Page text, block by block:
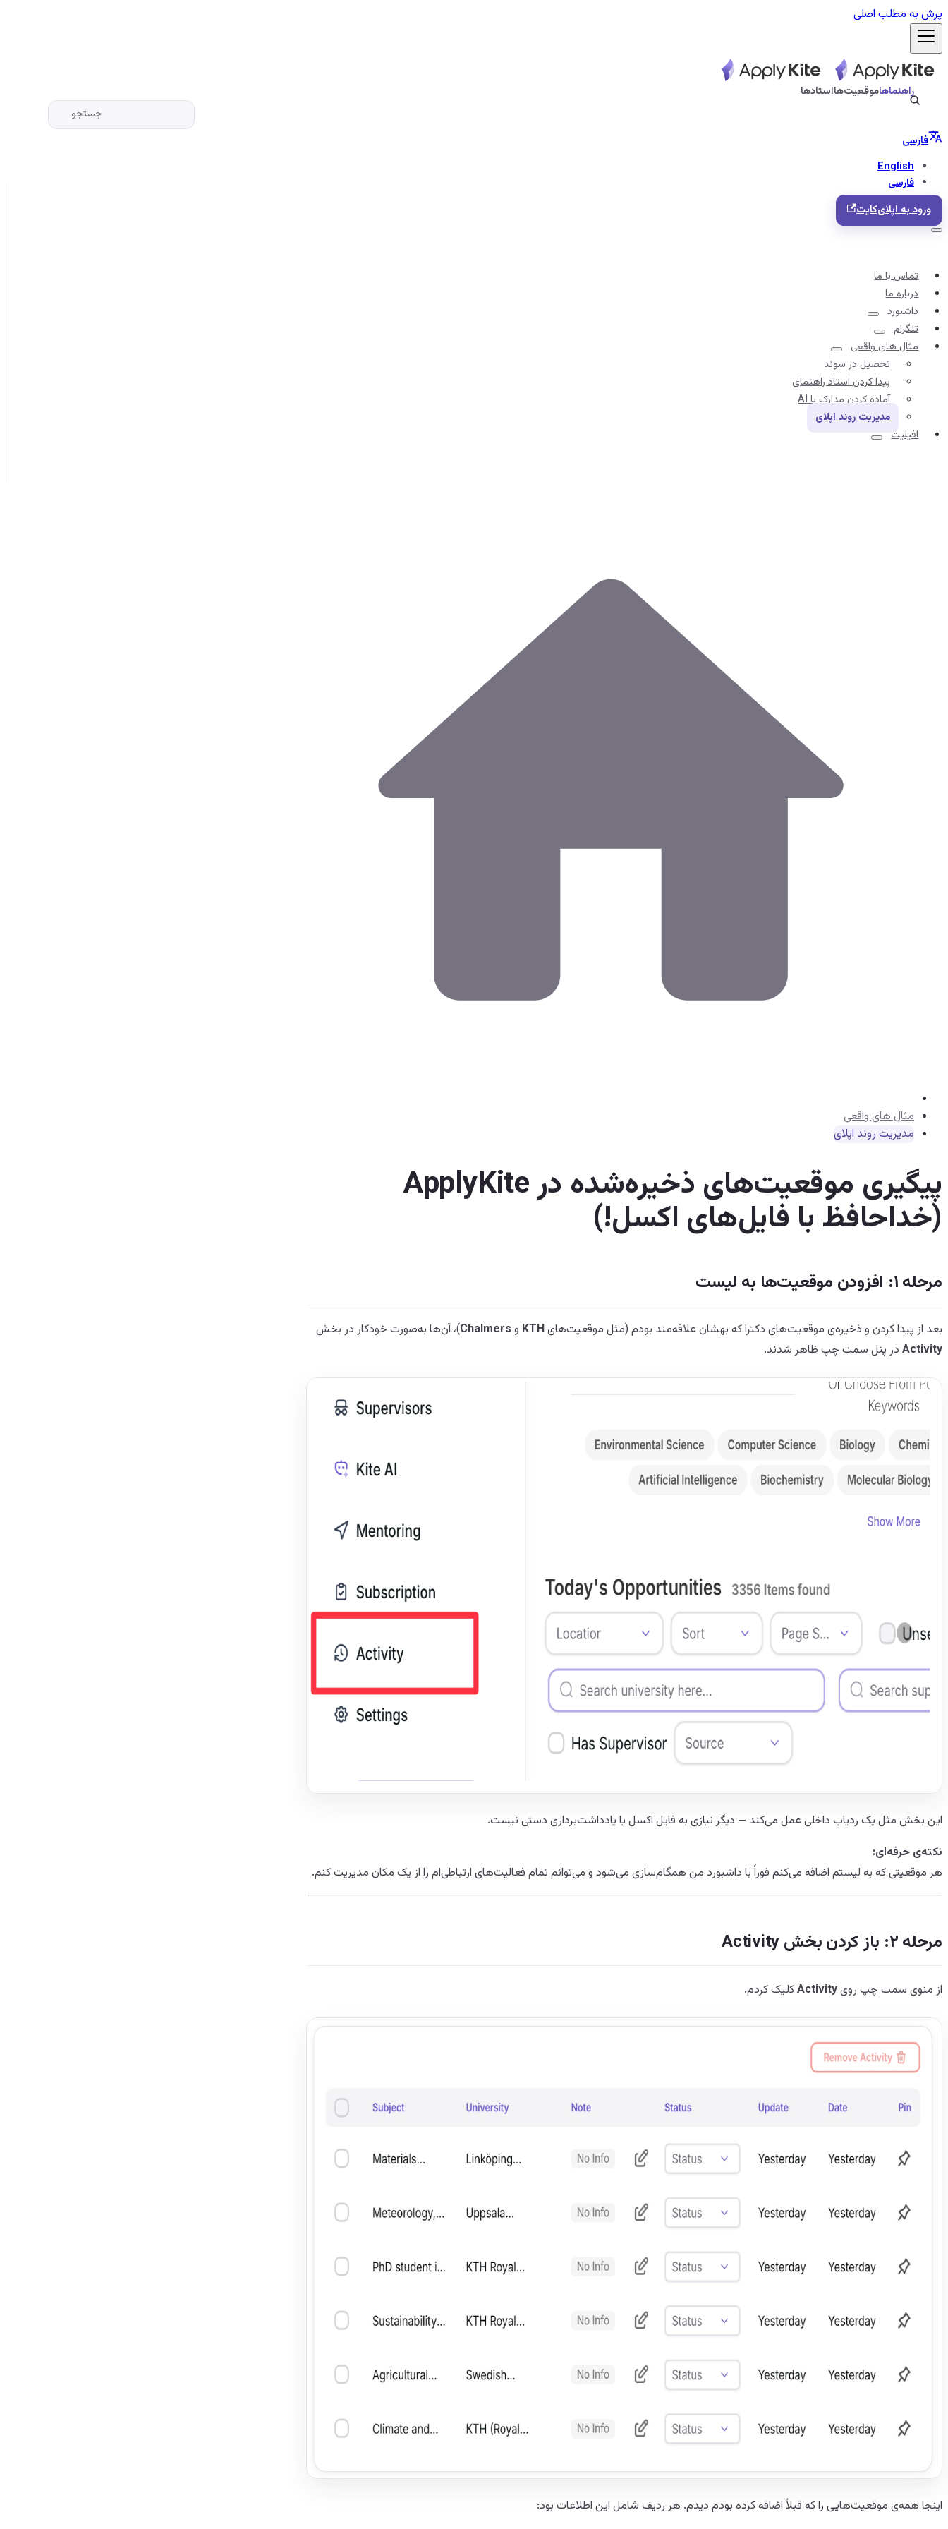
پرش به مطلب اصلی
راهنماهاموقعیت‌هااستادها
فارسی
English
فارسی
ورود به اپلای‌کایت
تماس با ما
درباره ما
داشبورد
تلگرام
مثال های واقعی
تحصیل در سوئد
پیدا کردن استاد راهنمای
آماده کردن مدارک با AI
مدیریت روند اپلای
افیلیت
مثال های واقعی
مدیریت روند اپلای
پیگیری موقعیت‌های ذخیره‌شده در ApplyKite
(خداحافظ با فایل‌های اکسل!)
مرحله ۱: افزودن موقعیت‌ها به لیست
بعد از پیدا کردن و ذخیره‌ی موقعیت‌های دکترا که بهشان علاقه‌مند بودم (مثل موقعیت‌هایKTH و Chalmers)، آن‌ها به‌صورت خودکار در بخش
Activity در پنل سمت چپ ظاهر شدند.
این بخش مثل یک ردیاب داخلی عمل می‌کند — دیگر نیازی به فایل اکسل یا یادداشت‌برداری دستی نیست.
نکته‌ی حرفه‌ای:
هر موقعیتی که به لیستم اضافه می‌کنم فوراً با داشبورد من همگام‌سازی می‌شود و می‌توانم تمام فعالیت‌های ارتباطی‌ام را از یک مکان مدیریت کنم.
مرحله ۲: باز کردن بخش Activity
از منوی سمت چپ رویActivityکلیک کردم.
اینجا همه‌ی موقعیت‌هایی را که قبلاً اضافه کرده بودم دیدم. هر ردیف شامل این اطلاعات بود: